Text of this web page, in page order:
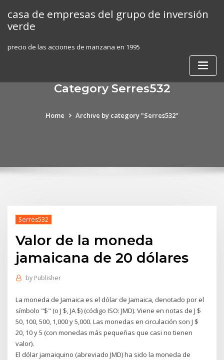
content
casa de empresas del grupo de inversión
verde
precio de las acciones de manzana en 1995
Category Serres532
Home Archive by category "Serres532"
Serres532
Valor de la moneda
jamaicana de 20 dólares
by Publisher
La moneda de Jamaica es el dólar de Jamaica, denotado por el
símbolo "$" (o J $, JA $) (código ISO: JMD). Viene en notas de J $
50, 100, 500, 1,000 y 5,000. Las monedas en circulación son J $
20, 10 y 5 (con monedas más pequeñas que casi no tienen
valor).
El dólar jamaiquino (abreviado JMD) ha sido la moneda de